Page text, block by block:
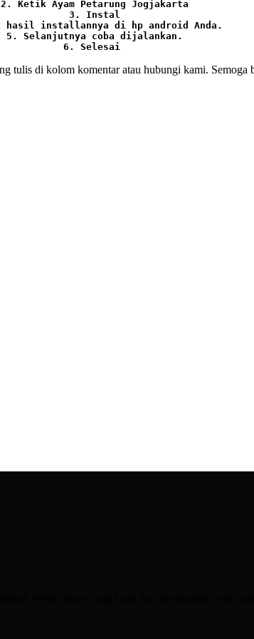
2. Ketik Ayam Petarung Jogjakarta
3. Instal
hasil installannya di hp android Anda.
5. Selanjutnya coba dijalankan.
6. Selesai
tulis di kolom komentar atau hubungi kami.